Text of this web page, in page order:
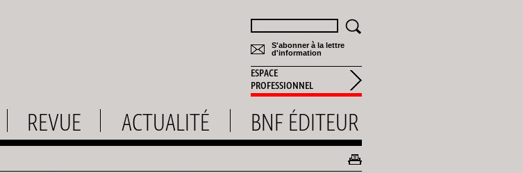
S'abonner à la lettre
d'information
ESPACE
PROFESSIONNEL
REVUE ACTUALITÉ BNF ÉDITEUR